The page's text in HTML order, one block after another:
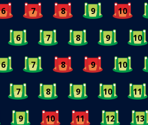
6 7 8 9 10
6 7 8 9 10
6 7 8 9 10
7 8 9 10 11
9 10 11 12 13